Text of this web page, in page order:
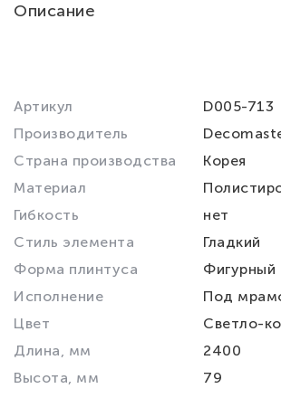
Описание
Артикул
D005-713
Производитель
Страна производства
Корея
Материал
Гибкость
нет
Стиль элемента
Гладкий
Форма плинтуса
Фигурный
Исполнение
Под
Цвет
Светло-
Длина, мм
2400
Высота, мм
79